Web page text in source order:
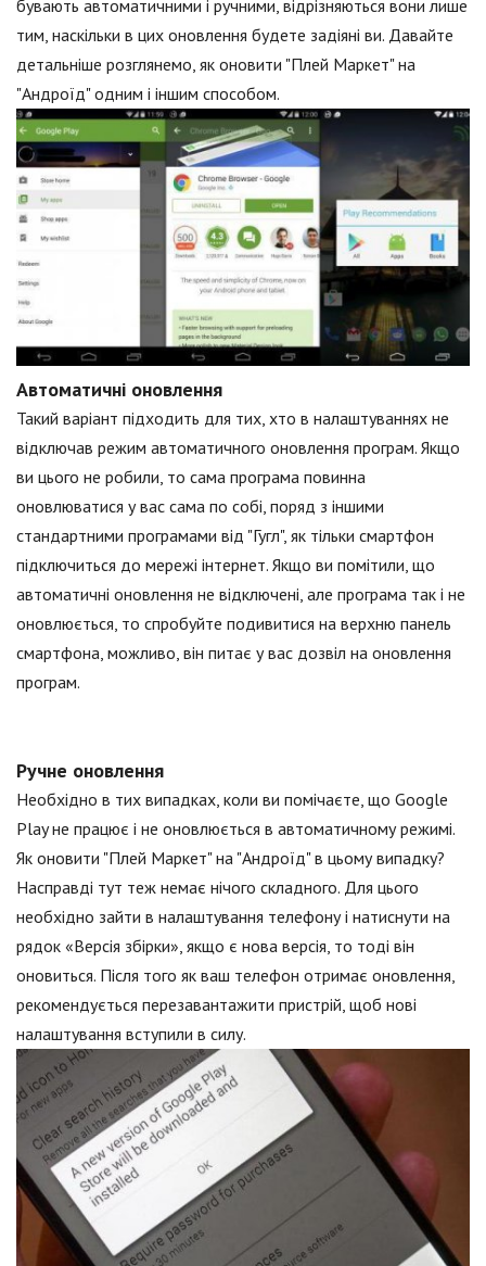
бувають автоматичними і ручними, відрізняються вони лише
тим, наскільки в цих оновлення будете задіяні ви. Давайте
детальніше розглянемо, як оновити "Плей Маркет" на
"Андроїд" одним і іншим способом.
Автоматичні оновлення
Такий варіант підходить для тих, хто в налаштуваннях не
відключав режим автоматичного оновлення програм. Якщо
ви цього не робили, то сама програма повинна
оновлюватися у вас сама по собі, поряд з іншими
стандартними програмами від "Гугл", як тільки смартфон
підключиться до мережі інтернет. Якщо ви помітили, що
автоматичні оновлення не відключені, але програма так і не
оновлюється, то спробуйте подивитися на верхню панель
смартфона, можливо, він питає у вас дозвіл на оновлення
програм.
Ручне оновлення
Необхідно в тих випадках, коли ви помічаєте, що Google
Play не працює і не оновлюється в автоматичному режимі.
Як оновити "Плей Маркет" на "Андроїд" в цьому випадку?
Насправді тут теж немає нічого складного. Для цього
необхідно зайти в налаштування телефону і натиснути на
рядок «Версія збірки», якщо є нова версія, то тоді він
оновиться. Після того як ваш телефон отримає оновлення,
рекомендується перезавантажити пристрій, щоб нові
налаштування вступили в силу.